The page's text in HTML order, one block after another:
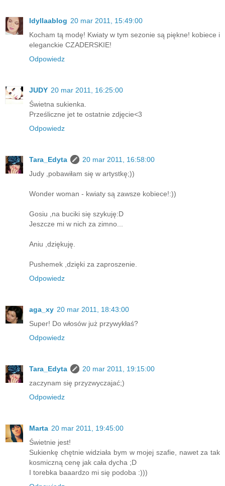
Idyllaablog 20 mar 2011, 15:49:00
Kocham tą modę! Kwiaty w tym sezonie są piękne! kobiece i
eleganckie CZADERSKIE!
Odpowiedz
JUDY 20 mar 2011, 16:25:00
Świetna sukienka.
Prześliczne jet te ostatnie zdjęcie<3
Odpowiedz
Tara_Edyta
20 mar 2011, 16:58:00
Judy ,pobawiłam się w artystkę;))
Wonder woman - kwiaty są zawsze kobiece!:))
Gosiu ,na buciki się szykuję:D
Jeszcze mi w nich za zimno...
Aniu ,dziękuję.
Pushemek ,dzięki za zaproszenie.
Odpowiedz
aga_xy 20 mar 2011, 18:43:00
Super! Do włosów już przywykłaś?
Odpowiedz
Tara_Edyta
20 mar 2011, 19:15:00
zaczynam się przyzwyczajać;)
Odpowiedz
Marta 20 mar 2011, 19:45:00
Świetnie jest!
Sukienkę chętnie widziała bym w mojej szafie, nawet za tak
kosmiczną cenę jak cała dycha ;D
I torebka baaardzo mi się podoba :)))